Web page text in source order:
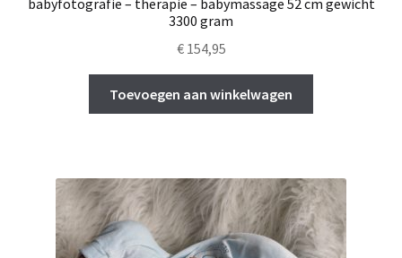
babyfotografie – therapie – babymassage 52 cm gewicht
3300 gram
€154,95
Toevoegen aan winkelwagen